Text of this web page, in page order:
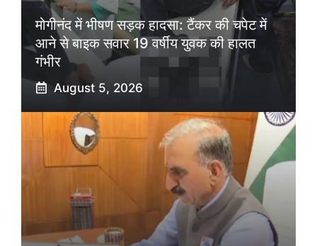
मोगीनंद में भीषण सड़क हादसा: टैंकर की चपेट में
आने से बाइक सवार 19 वर्षीय युवक की हालत
गंभीर
August 5, 2026